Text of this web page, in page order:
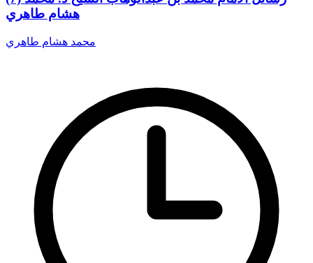
هشام طاهري
محمد هشام طاهري